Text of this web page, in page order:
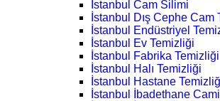
İstanbul Cam Silimi
İstanbul Dış Cephe Cam
İstanbul Endüstriyel
İstanbul Ev Temizliği
İstanbul Fabrika Temizliği
İstanbul Halı Temizliği
İstanbul Hastane
İstanbul İbadethane